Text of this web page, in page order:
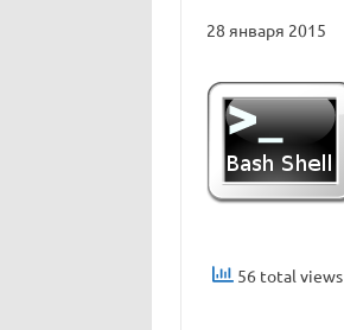
28 января 2015
56 total views